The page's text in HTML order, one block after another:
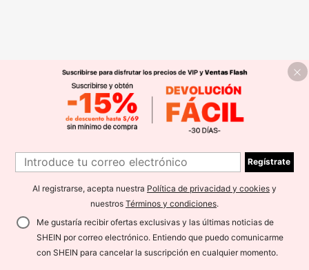
Regístrate
Al registrarse, acepta nuestra Política de privacidad y cookies y
nuestros Términos y condiciones.
Me gustaría recibir ofertas exclusivas y las últimas noticias de
SHEIN por correo electrónico. Entiendo que puedo comunicarme
con SHEIN para cancelar la suscripción en cualquier momento.